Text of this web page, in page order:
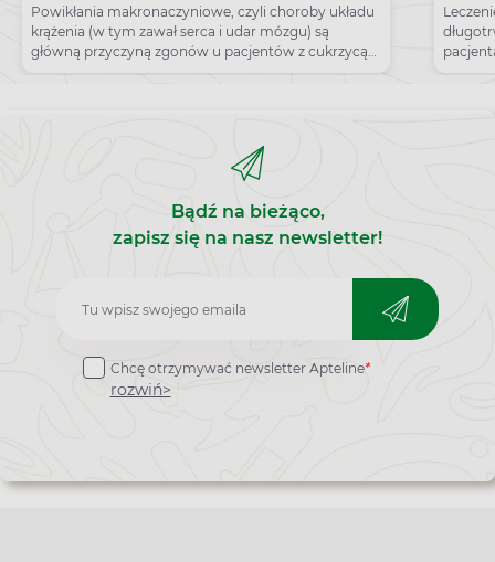
zapobieganie, leczenie
Powikłania makronaczyniowe, czyli choroby układu
krążenia (w tym zawał serca i udar mózgu) są
główną przyczyną zgonów u pacjentów z cukrzycą
typu 2.
Bądź na bieżąco,
zapisz się na nasz newsletter!
Zapisz
do
newslettera
Chcę otrzymywać newsletter Apteline*
rozwiń>